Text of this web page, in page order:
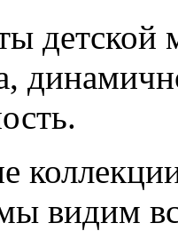
детской
видим